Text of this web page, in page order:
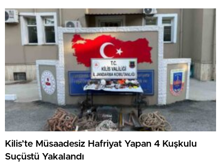
Kilis’te Müsaadesiz Hafriyat Yapan 4 Kuşkulu
Suçüstü Yakalandı